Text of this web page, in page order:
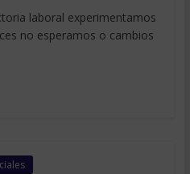
laboral experimentamos
no esperamos o cambios